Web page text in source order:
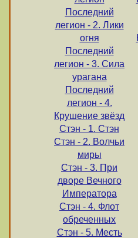
Последний
легион - 2. Лики
огня
Последний
легион - 3. Сила
урагана
Последний
легион - 4.
Крушение звёзд
Стэн - 1. Стэн
Стэн - 2. Волчьи
миры
Стэн - 3. При
дворе Вечного
Императора
Стэн - 4. Флот
обреченных
Стэн - 5. Месть